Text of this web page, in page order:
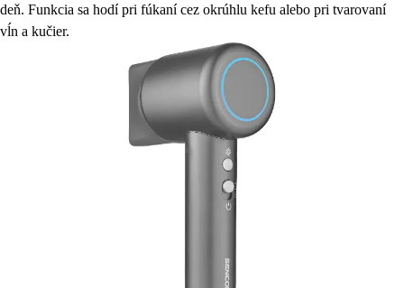
deň. Funkcia sa hodí pri fúkaní cez okrúhlu kefu alebo pri tvarovaní
vĺn a kučier.